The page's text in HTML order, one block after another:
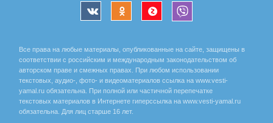
Все права на любые материалы, опубликованные на сайте, защищены в
соответствии с российским и международным законодательством об
авторском праве и смежных правах. При любом использовании
текстовых, аудио-, фото- и видеоматериалов ссылка на www.vesti-
yamal.ru обязательна. При полной или частичной перепечатке
текстовых материалов в Интернете гиперссылка на www.vesti-yamal.ru
обязательна. Для лиц старше 16 лет.